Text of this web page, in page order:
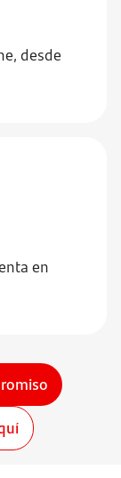
desde
en